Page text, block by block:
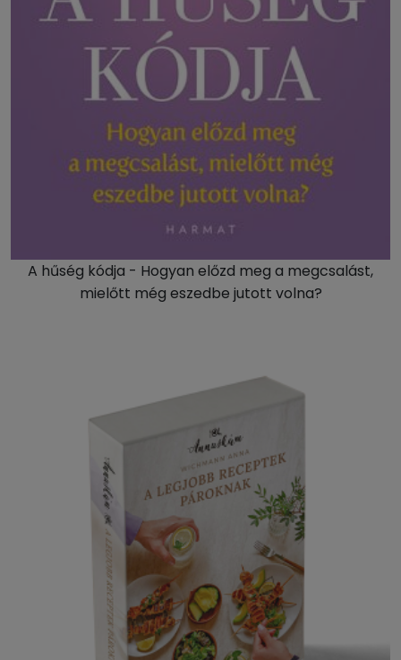
A hűség kódja - Hogyan előzd meg a megcsalást,
mielőtt még eszedbe jutott volna?